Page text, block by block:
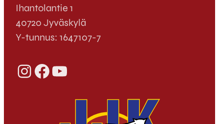
Ihantolantie 1
40720 Jyväskylä
Y-tunnus: 1647107-7
InstagramFacebook YouTube